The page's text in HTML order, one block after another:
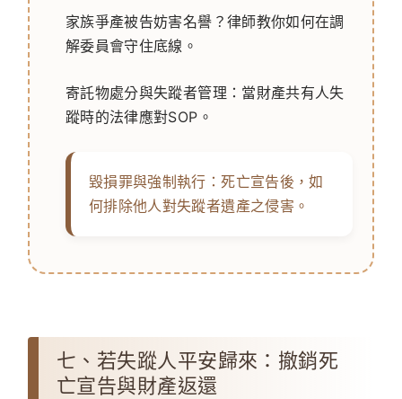
家族爭產被告妨害名譽？律師教你如何在調
解委員會守住底線。
寄託物處分與失蹤者管理：當財產共有人失
蹤時的法律應對SOP。
毀損罪與強制執行：死亡宣告後，如
何排除他人對失蹤者遺產之侵害。
七、若失蹤人平安歸來：撤銷死
亡宣告與財產返還